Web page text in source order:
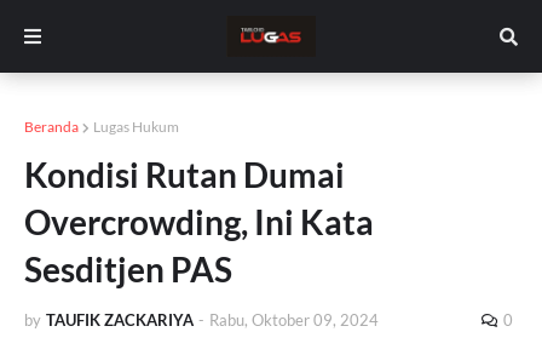
Beranda Lugas Hukum
Kondisi Rutan Dumai
Overcrowding, Ini Kata
Sesditjen PAS
by TAUFIK ZACKARIYA - Rabu, Oktober 09, 2024 0